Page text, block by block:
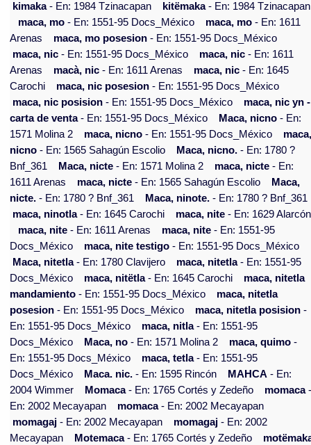
kimaka- En: 1984 Tzinacapan kitëmaka- En: 1984 Tzinacapan
maca, mo - En: 1551-95 Docs_México maca, mo - En: 1611
Arenas
maca, mo posesion - En: 1551-95 Docs_México
maca, nic - En: 1551-95 Docs_México maca, nic - En: 1611
Arenas
macà, nic - En: 1611 Arenas maca, nic - En: 1645
Carochi
maca, nic posesion - En: 1551-95 Docs_México
maca, nic posision - En: 1551-95 Docs_México
maca, nic yn -
carta de venta- En: 1551-95 Docs_México Maca, nicno - En:
1571 Molina 2
maca, nicno - En: 1551-95 Docs_México
nicno - En: 1565 Sahagún Escolio Maca, nicno. - En: 1780 ?
Bnf_361
Maca, nicte - En: 1571 Molina 2 maca, nicte - En:
1611 Arenas
maca, nicte - En: 1565 Sahagún Escolio
Maca,
nicte. - En: 1780 ? Bnf_361 Maca, ninote. - En: 1780 ? Bnf_361
maca, ninotla- En: 1645 Carochi maca, nite - En: 1629 Alarcón
maca, nite - En: 1611 Arenas maca, nite - En: 1551-95
Docs_México
maca, nite testigo - En: 1551-95 Docs_México
Maca, nitetla- En: 1780 Clavijero maca, nitetla- En: 1551-95
Docs_México
maca, nitëtla- En: 1645 Carochi
maca, nitetla
mandamiento - En: 1551-95 Docs_México
maca, nitetla
posesion - En: 1551-95 Docs_México maca, nitetla posision -
En: 1551-95 Docs_México
maca, nitla- En: 1551-95
Docs_México
Maca, no - En: 1571 Molina 2 maca, quimo -
En: 1551-95 Docs_México
maca, tetla- En: 1551-95
Docs_México
Maca. nic. - En: 1595 Rincón MAHCA - En:
2004 Wimmer
Momaca- En: 1765 Cortés y Zedeño momaca
En: 2002 Mecayapan
momaca- En: 2002 Mecayapan
momagaj - En: 2002 Mecayapan momagaj - En: 2002
Mecayapan
Motemaca- En: 1765 Cortés y Zedeño